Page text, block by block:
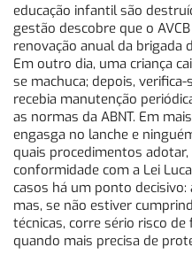
educação infantil são
gestão descobre que o
renovação anual da brigada
Em outro dia, uma criança
se machuca; depois,
recebia manutenção
as normas da ABNT. Em
engasga no lanche e
quais procedimentos
conformidade com a Lei
casos há um ponto
mas, se não estiver
técnicas, corre sério risco
quando mais precisa de